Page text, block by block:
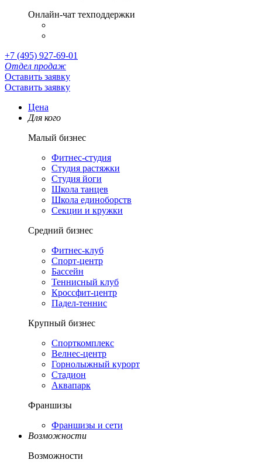
Онлайн-чат техподдержки
+7 (495) 927-69-01
Отдел продаж
Оставить заявку
Оставить заявку
Цена
Для кого
Малый бизнес
Фитнес-студия
Студия растяжки
Студия йоги
Школа танцев
Школа единоборств
Секции и кружки
Средний бизнес
Фитнес-клуб
Спорт-центр
Бассейн
Теннисный клуб
Кроссфит-центр
Падел-теннис
Крупный бизнес
Спорткомплекс
Велнес-центр
Горнолыжный курорт
Стадион
Аквапарк
Франшизы
Франшизы и сети
Возможности
Возможности